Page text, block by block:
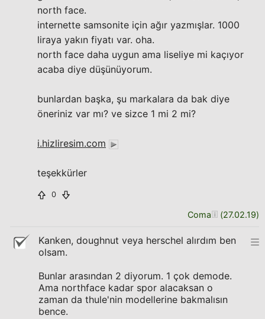
north face.
internette samsonite için ağır yazmışlar. 1000
liraya yakın fiyatı var. oha.
north face daha uygun ama liseliye mi kaçıyor
acaba diye düşünüyorum.
bunlardan başka, şu markalara da bak diye
öneriniz var mı? ve sizce 1 mi 2 mi?
i.hizliresim.com
teşekkürler
0
Coma (27.02.19)
Kanken, doughnut veya herschel alırdım ben
olsam.
Bunlar arasından 2 diyorum. 1 çok demode.
Ama northface kadar spor alacaksan o
zaman da thule'nin modellerine bakmalısın
bence.